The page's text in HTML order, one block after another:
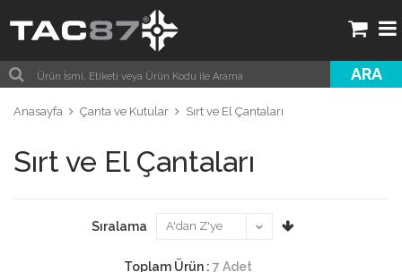
ARA
Anasayfa Çanta ve Kutular Sırt ve El Çantaları
Sırt ve El Çantaları
Sıralama
Toplam Ürün : 7 Adet